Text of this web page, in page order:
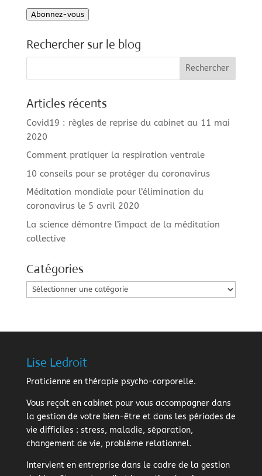
mail
Abonnez-vous
Rechercher sur le blog
Articles récents
Covid19 : règles de reprise du cabinet au 11 mai
2020
Comment pratiquer la respiration ventrale
10 conseils pour se protéger du coronavirus
Méditation mondiale pour l’élimination du
coronavirus le 5 avril 2020
La science démontre l’impact de la méditation
collective
Catégories
Catégories
Lise Ledroit
Praticienne en thérapie psycho-corporelle.
Vous reçoit en cabinet pour vous accompagner dans
la gestion de votre bien-être et dans les périodes de
vie difficiles : stress, maladie, séparation,
changement de vie, problème relationnel.
Intervient en entreprise dans le cadre de la gestion